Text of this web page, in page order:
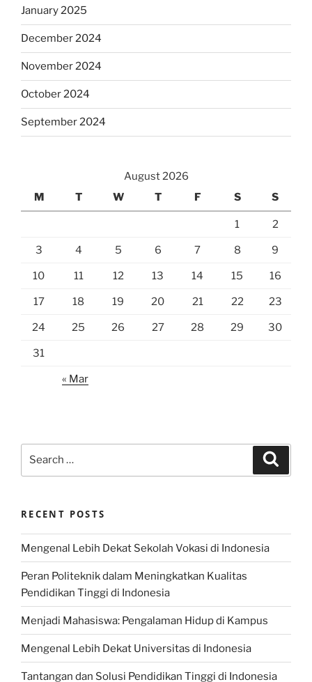
January 2025
December 2024
November 2024
October 2024
September 2024
August 2026
M
T W T F S S
1 2
3 4 5 6 7 8 9
10 11 12 13 14 15 16
17 18 19 20 21 22 23
24 25 26 27 28 29 30
31
« Mar
RECENT POSTS
Mengenal Lebih Dekat Sekolah Vokasi di Indonesia
Peran Politeknik dalam Meningkatkan Kualitas
Pendidikan Tinggi di Indonesia
Menjadi Mahasiswa: Pengalaman Hidup di Kampus
Mengenal Lebih Dekat Universitas di Indonesia
Tantangan dan Solusi Pendidikan Tinggi di Indonesia